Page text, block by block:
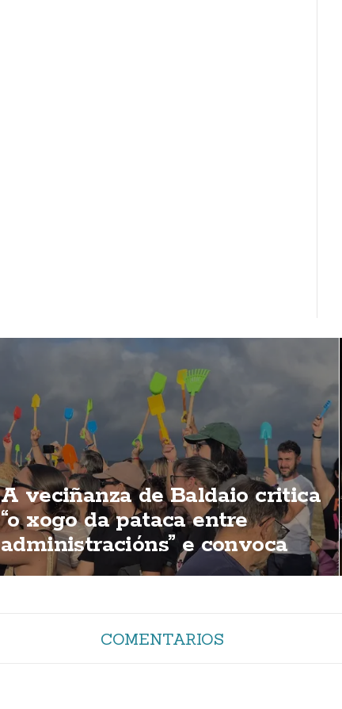
A veciñanza de Baldaio critica
“o xogo da pataca entre
administracións” e convoca
unha nova concentración
COMENTARIOS